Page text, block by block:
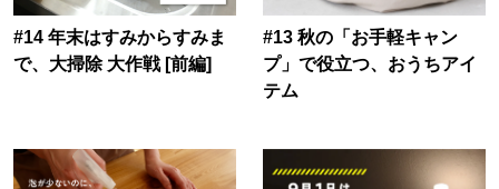
#14 年末はすみからすみま
で、大掃除 大作戦 [前編]
#13 秋の「お手軽キャン
プ」で役立つ、おうちアイ
テム